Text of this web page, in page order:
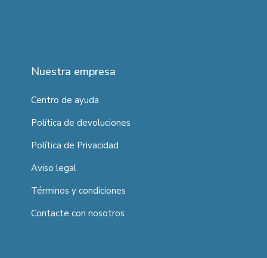
Nuestra empresa
Centro de ayuda
Política de devoluciones
Política de Privacidad
Aviso legal
Términos y condiciones
Contacte con nosotros